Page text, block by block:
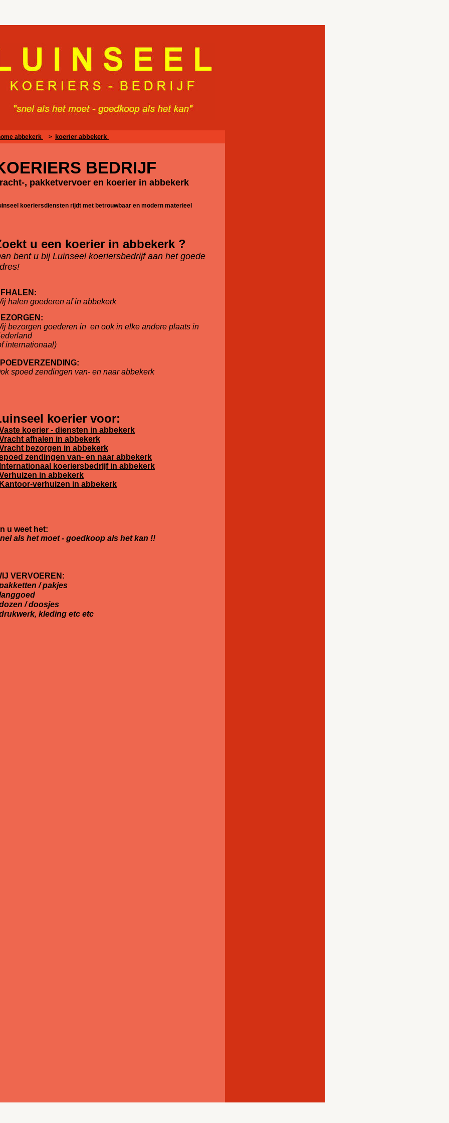
abbekerk > koerier abbekerk
BEDRIJF
, pakketvervoer en koerier in abbekerk
koeriersdiensten rijdt met betrouwbaar en modern materieel
u een koerier in abbekerk ?
bent u bij Luinseel koeriersbedrijf aan het goede
halen goederen af in abbekerk
bezorgen goederen in en ook in elke andere plaats in
internationaal)
spoed zendingen van- en naar abbekerk
koerier voor:
koerier - diensten in abbekerk
afhalen in abbekerk
bezorgen in abbekerk
zendingen van- en naar abbekerk
Internationaal koeriersbedrijf in abbekerk
in abbekerk
Kantoor-verhuizen in abbekerk
u weet het:
als het moet - goedkoop als het kan !!
VERVOEREN:
/ pakjes
/ doosjes
kleding etc etc